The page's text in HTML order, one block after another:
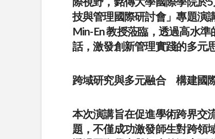
技與管理國際研討會」專題演
Min-En 教授蒞臨，透過高水
話，激發創新管理實踐的多元思
跨域研究與多元融合 構建國
本次演講旨在促進學術跨界交
題，不僅成功激發師生對跨領